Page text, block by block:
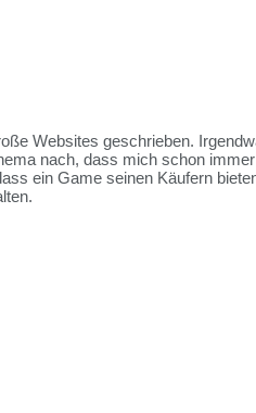
Websites geschrieben.
nach, dass mich schon
ein Game seinen Käufern